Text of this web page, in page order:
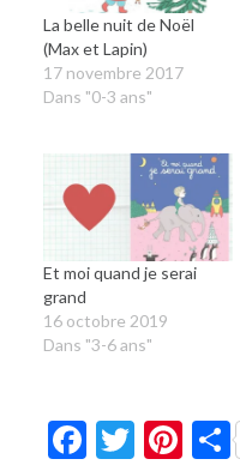
La belle nuit de Noël
(Max et Lapin)
17 novembre 2017
Dans "0-3 ans"
Et moi quand je serai
grand
16 octobre 2019
Dans "3-6 ans"
Facebook
Twitter